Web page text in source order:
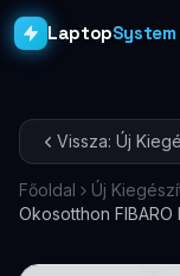
LaptopSystem
Asztali PC-k
Workstation PRO
Vissza: Új
Főoldal
Új
Okosotthon FIBARO